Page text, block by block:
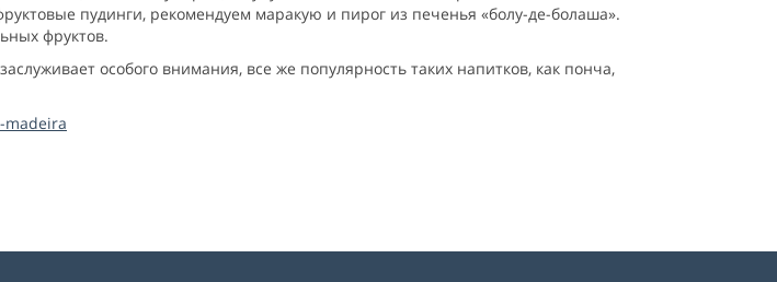
пудинги, рекомендуем маракую и пирог из печенья «болу-де-болаша».
фруктов.
особого внимания, все же популярность таких напитков, как понча,
madeira